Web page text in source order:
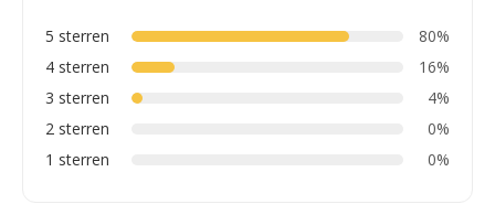
5 sterren
80%
4 sterren
16%
3 sterren
4%
2 sterren
0%
1 sterren
0%